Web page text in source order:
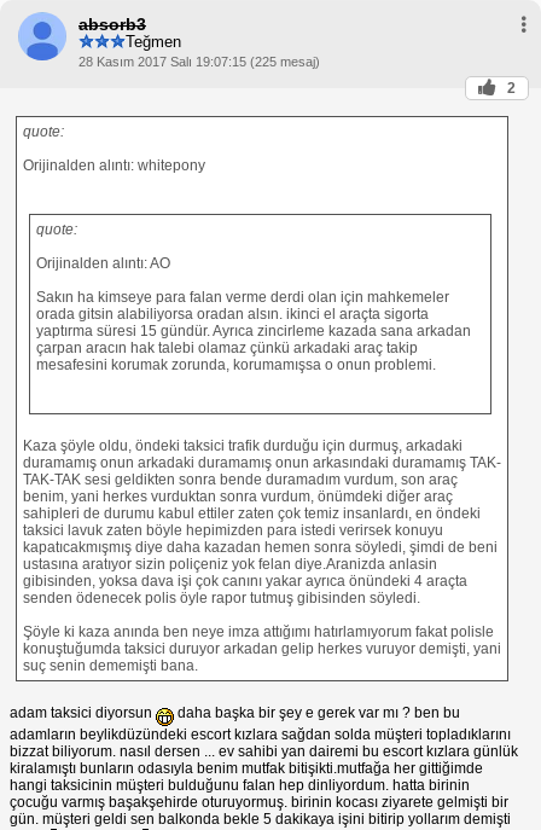
absorb3
Teğmen
28 Kasım 2017 Salı 19:07:15 (225 mesaj)
2
quote:
Orijinalden alıntı: whitepony
quote:
Orijinalden alıntı: AO
Sakın ha kimseye para falan verme derdi olan için mahkemeler
orada gitsin alabiliyorsa oradan alsın. ikinci el araçta sigorta
yaptırma süresi 15 gündür. Ayrıca zincirleme kazada sana arkadan
çarpan aracın hak talebi olamaz çünkü arkadaki araç takip
mesafesini korumak zorunda, korumamışsa o onun problemi.
Kaza şöyle oldu, öndeki taksici trafik durduğu için durmuş, arkadaki
duramamış onun arkadaki duramamış onun arkasındaki duramamış TAK-
TAK-TAK sesi geldikten sonra bende duramadım vurdum, son araç
benim, yani herkes vurduktan sonra vurdum, önümdeki diğer araç
sahipleri de durumu kabul ettiler zaten çok temiz insanlardı, en öndeki
taksici lavuk zaten böyle hepimizden para istedi verirsek konuyu
kapatıcakmışmış diye daha kazadan hemen sonra söyledi, şimdi de beni
ustasına aratıyor sizin poliçeniz yok felan diye.Aranizda anlasin
gibisinden, yoksa dava işi çok canını yakar ayrıca önündeki 4 araçta
senden ödenecek polis öyle rapor tutmuş gibisinden söyledi.
Şöyle ki kaza anında ben neye imza attığımı hatırlamıyorum fakat polisle
konuştuğumda taksici duruyor arkadan gelip herkes vuruyor demişti, yani
suç senin dememişti bana.
adam taksici diyorsun
daha başka bir şey e gerek var mı ? ben bu
adamların beylikdüzündeki escort kızlara sağdan solda müşteri topladıklarını
bizzat biliyorum. nasıl dersen ... ev sahibi yan dairemi bu escort kızlara günlük
kiralamıştı bunların odasıyla benim mutfak bitişikti.mutfağa her gittiğimde
hangi taksicinin müşteri bulduğunu falan hep dinliyordum. hatta birinin
çocuğu varmış başakşehirde oturuyormuş. birinin kocası ziyarete gelmişti bir
gün. müşteri geldi sen balkonda bekle 5 dakikaya işini bitirip yollarım demişti